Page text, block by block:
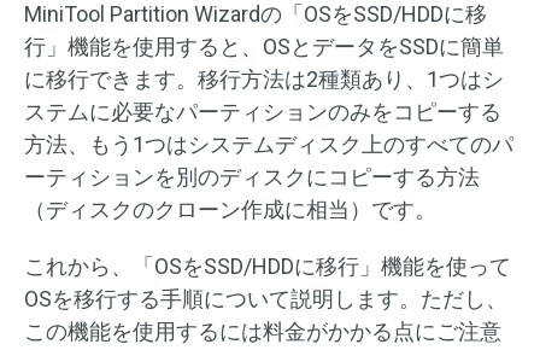
MiniTool Partition Wizardの「OSをSSD/HDDに移
行」機能を使用すると、OSとデータをSSDに簡単
に移行できます。移行方法は2種類あり、1つはシ
ステムに必要なパーティションのみをコピーする
方法、もう1つはシステムディスク上のすべてのパ
ーティションを別のディスクにコピーする方法
（ディスクのクローン作成に相当）です。
これから、「OSをSSD/HDDに移行」機能を使って
OSを移行する手順について説明します。ただし、
この機能を使用するには料金がかかる点にご注意